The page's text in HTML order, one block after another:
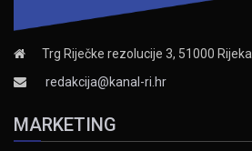
Trg Riječke rezolucije 3, 51000 Rijeka
redakcija@kanal-ri.hr
MARKETING